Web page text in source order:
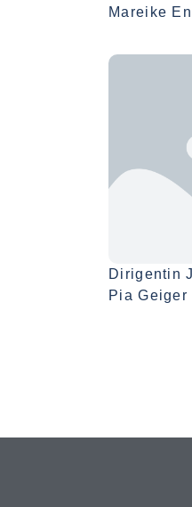
Mareike
Dirigentin
Pia Geiger